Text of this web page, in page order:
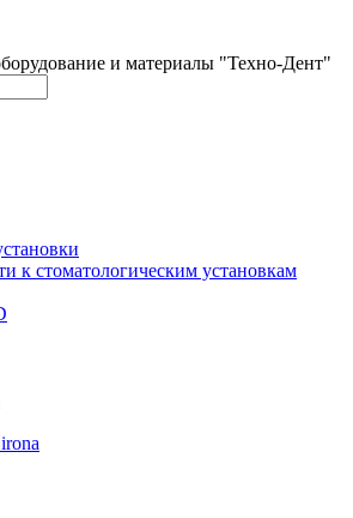
и материалы "Техно-Дент"
к стоматологическим установкам